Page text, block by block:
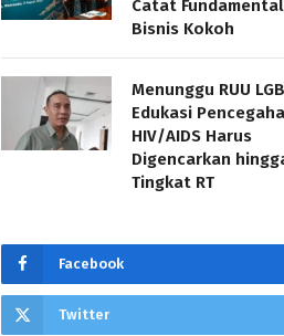
Catat Fundamental
Bisnis Kokoh
Menunggu RUU
Edukasi
HIV/AIDS Harus
Digencarkan
Tingkat RT
Facebook
Twitter